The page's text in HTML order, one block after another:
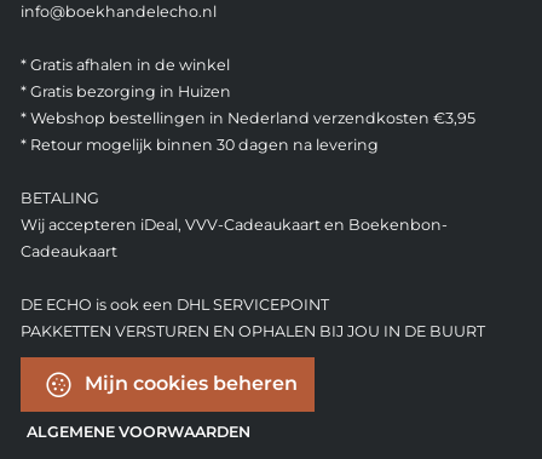
info@boekhandelecho.nl
* Gratis afhalen in de winkel
* Gratis bezorging in Huizen
* Webshop bestellingen in Nederland verzendkosten €3,95
* Retour mogelijk binnen 30 dagen na levering
BETALING
Wij accepteren iDeal, VVV-Cadeaukaart en Boekenbon-
Cadeaukaart
DE ECHO is ook een DHL SERVICEPOINT
PAKKETTEN VERSTUREN EN OPHALEN BIJ JOU IN DE BUURT
Mijn cookies beheren
ALGEMENE VOORWAARDEN